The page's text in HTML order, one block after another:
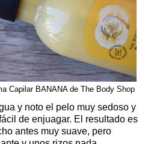
Capilar BANANA de The Body Shop
y noto el pelo muy sedoso y
de enjuagar. El resultado es
antes muy suave, pero